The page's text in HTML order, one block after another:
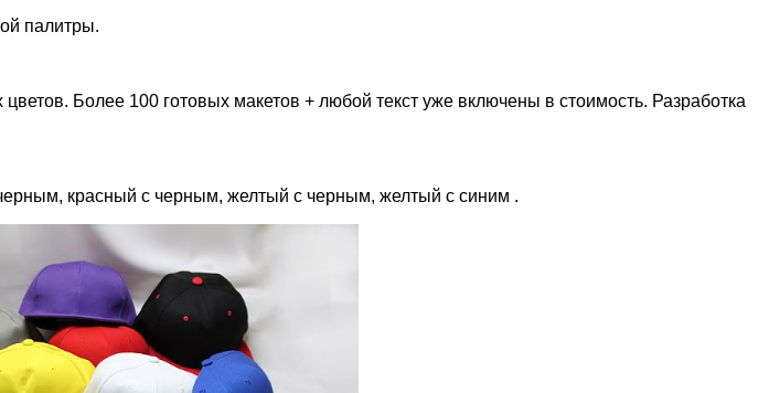
палитры.
Более 100 готовых макетов + любой текст уже включены в стоимость. Разработка
красный с черным, желтый с черным, желтый с синим .